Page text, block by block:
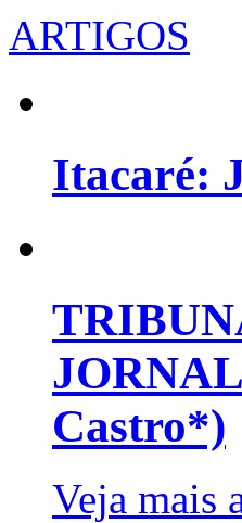
ARTIGOS
Itacaré:
Castro*)
Veja mais